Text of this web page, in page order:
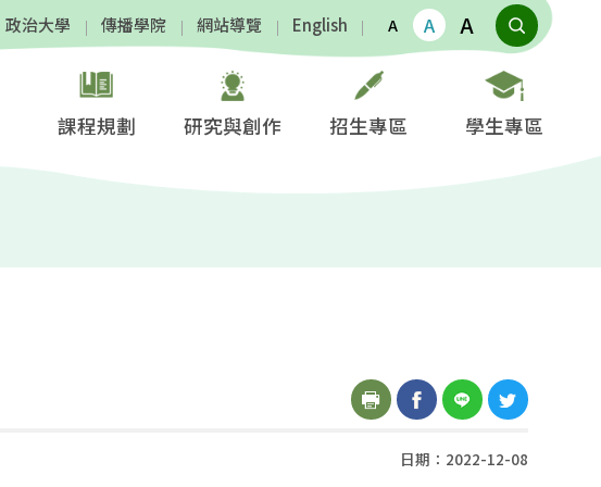
政治大學 傳播學院 網站導覽 English A A A
課程規劃 研究與創作 招生專區 學生專區
日期：2022-12-08